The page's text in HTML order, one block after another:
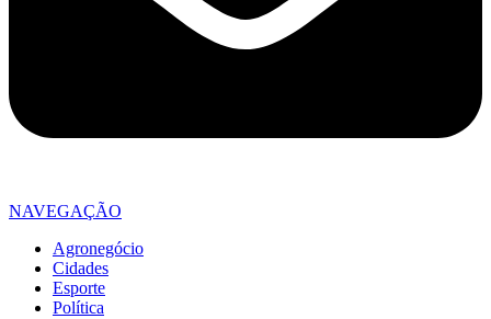
NAVEGAÇÃO
Agronegócio
Cidades
Esporte
Política